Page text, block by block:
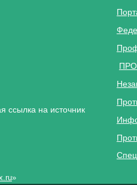
ссылка на источник
»